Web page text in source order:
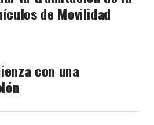
de Movilidad
con una